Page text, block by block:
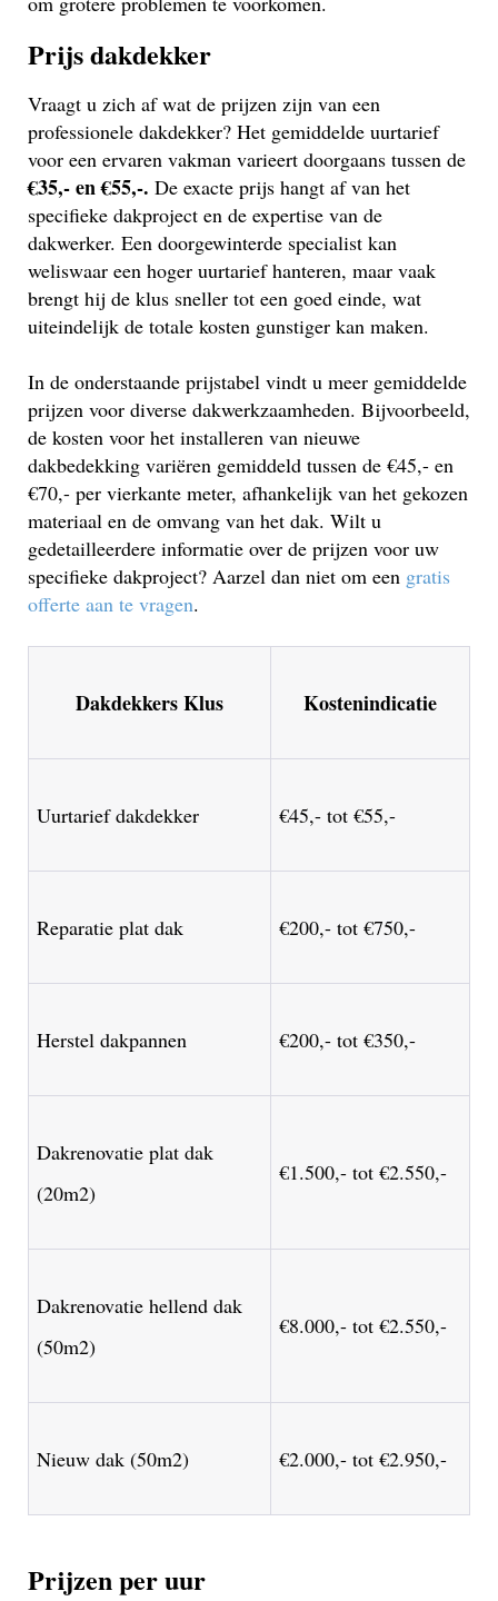
Prijs dakdekker
Vraagt u zich af wat de prijzen zijn van een
professionele dakdekker? Het gemiddelde uurtarief
voor een ervaren vakman varieert doorgaans tussen de
€35,- en €55,-. De exacte prijs hangt af van het
specifieke dakproject en de expertise van de
dakwerker. Een doorgewinterde specialist kan
weliswaar een hoger uurtarief hanteren, maar vaak
brengt hij de klus sneller tot een goed einde, wat
uiteindelijk de totale kosten gunstiger kan maken.
In de onderstaande prijstabel vindt u meer gemiddelde
prijzen voor diverse dakwerkzaamheden. Bijvoorbeeld,
de kosten voor het installeren van nieuwe
dakbedekking variëren gemiddeld tussen de €45,- en
€70,- per vierkante meter, afhankelijk van het gekozen
materiaal en de omvang van het dak. Wilt u
gedetailleerdere informatie over de prijzen voor uw
specifieke dakproject? Aarzel dan niet om een gratis
offerte aan te vragen.
Dakdekkers Klus Kostenindicatie
Uurtarief dakdekker €45,- tot €55,-
Reparatie plat dak €200,- tot €750,-
Herstel dakpannen €200,- tot €350,-
Dakrenovatie plat dak
(20m2)
€1.500,- tot €2.550,-
Dakrenovatie hellend dak
(50m2)
€8.000,- tot €2.550,-
Nieuw dak (50m2) €2.000,- tot €2.950,-
Prijzen per uur